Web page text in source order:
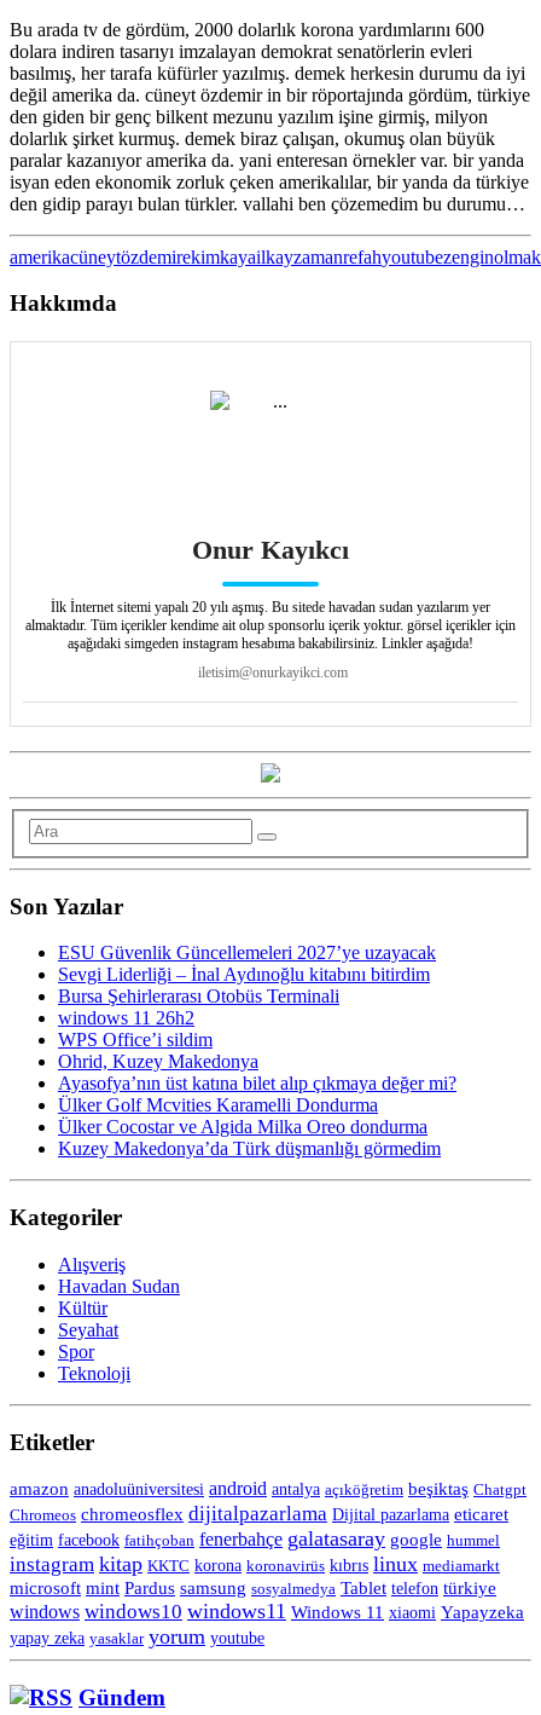
Bu arada tv de gördüm, 2000 dolarlık korona yardımlarını 600
dolara indiren tasarıyı imzalayan demokrat senatörlerin evleri
basılmış, her tarafa küfürler yazılmış. demek herkesin durumu da iyi
değil amerika da. cüneyt özdemir in bir röportajında gördüm, türkiye
den giden bir genç bilkent mezunu yazılım işine girmiş, milyon
dolarlık şirket kurmuş. demek biraz çalışan, okumuş olan büyük
paralar kazanıyor amerika da. yani enteresan örnekler var. bir yanda
isyan eden ekonomik zorluk çeken amerikalılar, bir yanda da türkiye
den gidip parayı bulan türkler. vallahi ben çözemedim bu durumu…
amerikacüneytözdemirekimkayailkayzamanrefahyoutubezenginolmak
Hakkımda
Onur Kayıkcı
İlk İnternet sitemi yapalı 20 yılı aşmış. Bu sitede havadan sudan yazılarım yer
almaktadır. Tüm içerikler kendime ait olup sponsorlu içerik yoktur. görsel içerikler için
aşağıdaki simgeden instagram hesabıma bakabilirsiniz. Linkler aşağıda!
iletisim@onurkayikci.com
Son Yazılar
ESU Güvenlik Güncellemeleri 2027’ye uzayacak
Sevgi Liderliği – İnal Aydınoğlu kitabını bitirdim
Bursa Şehirlerarası Otobüs Terminali
windows 11 26h2
WPS Office’i sildim
Ohrid, Kuzey Makedonya
Ayasofya’nın üst katına bilet alıp çıkmaya değer mi?
Ülker Golf Mcvities Karamelli Dondurma
Ülker Cocostar ve Algida Milka Oreo dondurma
Kuzey Makedonya’da Türk düşmanlığı görmedim
Kategoriler
Alışveriş
Havadan Sudan
Kültür
Seyahat
Spor
Teknoloji
Etiketler
amazon anadoluüniversitesi android antalya açıköğretim beşiktaş Chatgpt
Chromeos chromeosflex dijitalpazarlama Dijital pazarlama eticaret
eğitim facebook fatihçoban fenerbahçe galatasaray google hummel
instagram kitap KKTC korona koronavirüs kıbrıs linux mediamarkt
microsoft mint Pardus samsung sosyalmedya Tablet telefon türkiye
windows windows10 windows11 Windows 11 xiaomi Yapayzeka
yapay zeka yasaklar yorum youtube
Gündem